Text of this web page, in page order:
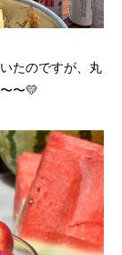
たのですが、丸
〜💛